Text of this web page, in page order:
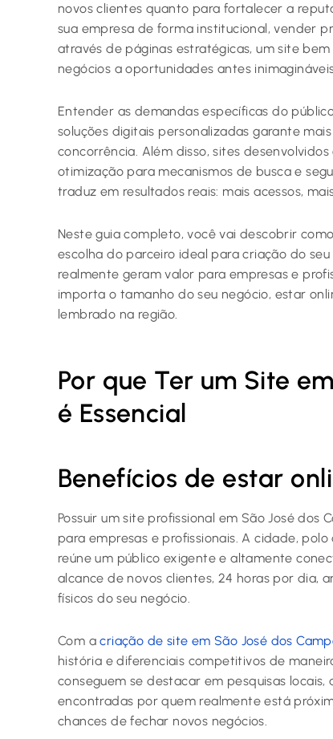
novos clientes quanto para fortalecer a
sua empresa de forma institucional, vender
através de páginas estratégicas, um site
negócios a oportunidades antes
Entender as demandas específicas do
soluções digitais personalizadas garante
concorrência. Além disso, sites
otimização para mecanismos de busca e
traduz em resultados reais: mais acessos,
Neste guia completo, você vai descobrir
escolha do parceiro ideal para criação do
realmente geram valor para empresas e
importa o tamanho do seu negócio, estar
lembrado na região.
Por que Ter um Site
é Essencial
Benefícios de estar
Possuir um site profissional em São José
para empresas e profissionais. A cidade,
reúne um público exigente e altamente
alcance de novos clientes, 24 horas por dia,
físicos do seu negócio.
Com acriação de site em São José dos
história e diferenciais competitivos de
conseguem se destacar em pesquisas
encontradas por quem realmente está
chances de fechar novos negócios.